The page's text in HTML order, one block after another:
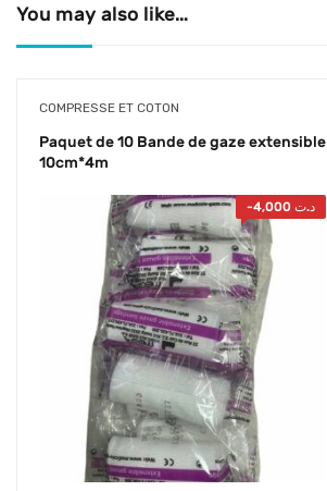
You may also like…
COMPRESSE ET COTON
Paquet de 10 Bande de gaze extensible
10cm*4m
- د.ت